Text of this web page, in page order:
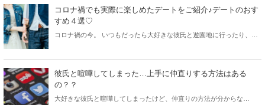
に紹介します。ぜひ参考にしてみてください。
コロナ禍でも実際に楽しめたデートをご紹介♪デートのおす
すめ４選♡
コロナ禍の今。 いつもだったら大好きな彼氏と遊園地に行ったり、県
に行きたいですよね。そんなあなたに、3密を避けることの出来るデー
トをご紹介します♡
彼氏と喧嘩してしまった…上手に仲直りする方法はある
の？？
大好きな彼氏と喧嘩してしまったけど、仲直りの方法が分からな